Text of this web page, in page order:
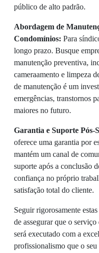
público de alto padrão.
Abordagem de
Condomínios: Para
longo prazo. Busque
manutenção preventiva,
cameraamento e limpeza
de manutenção é um
emergências, transtornos
maiores no futuro.
Garantia e Suporte Pós-
oferece uma garantia por
mantém um canal de
suporte após a conclusão
confiança no próprio
satisfação total do cliente.
Seguir rigorosamente
de assegurar que o
será executado com a
profissionalismo que o